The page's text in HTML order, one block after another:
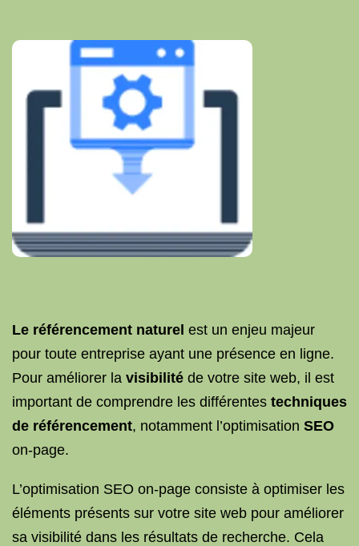
Le référencement naturel est un enjeu majeur
pour toute entreprise ayant une présence en ligne.
Pour améliorer la visibilité de votre site web, il est
important de comprendre les différentes techniques
de référencement, notamment l’optimisation SEO
on-page.
L’optimisation SEO on-page consiste à optimiser les
éléments présents sur votre site web pour améliorer
sa visibilité dans les résultats de recherche. Cela